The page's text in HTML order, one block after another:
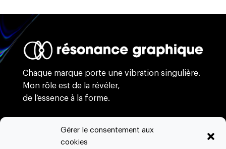
Gérer le consentement aux
cookies
Chaque marque porte une vibration singulière.
Mon rôle est de la révéler,
de l’essence à la forme.
branding
webdesign